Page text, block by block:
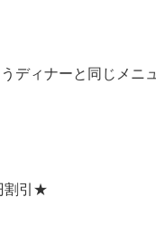
ディナーと同じメニ
割引★